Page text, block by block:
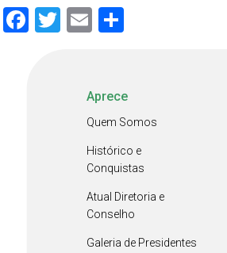
Facebook
Twitter
Email
Aprece
Quem Somos
Histórico e
Conquistas
Atual Diretoria e
Conselho
Galeria de Presidentes